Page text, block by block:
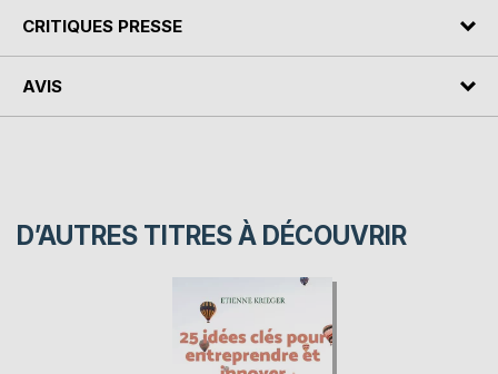
CRITIQUES PRESSE
AVIS
D’AUTRES TITRES À DÉCOUVRIR